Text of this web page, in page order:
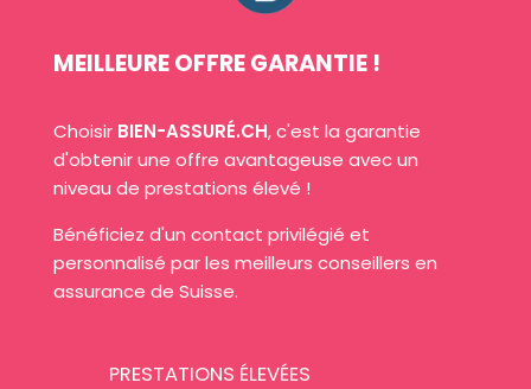
MEILLEURE OFFRE GARANTIE !
Choisir BIEN-ASSURÉ.CH, c'est la garantie
d'obtenir une offre avantageuse avec un
niveau de prestations élevé !
Bénéficiez d'un contact privilégié et
personnalisé par les meilleurs conseillers en
assurance de Suisse.
PRESTATIONS ÉLEVÉES